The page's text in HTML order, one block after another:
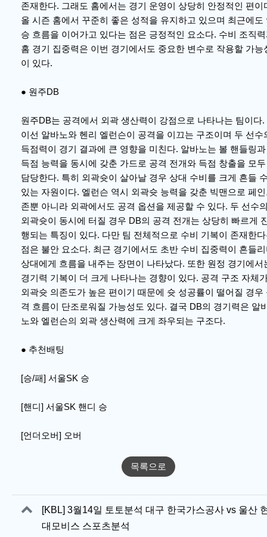
존재한다. 그래도 홈에서는 경기 운영이 상당히 안정적인 편이
올 시즌 홈에서 꾸준히 좋은 성적을 유지하고 있으며 최근에도
승 흐름을 이어가고 있다는 점은 긍정적인 요소다. 수비 조직
홈 경기 집중력은 이번 경기에서도 중요한 변수로 작용할 가능
이 있다.
● 원주DB
원주DB는 공격에서 외곽 생산력이 강점으로 나타나는 팀이다.
이선 알바노와 헨리 엘런슨이 공격을 이끄는 구조이며 두 선수
득점력이 경기 결과에 큰 영향을 미친다. 알바노는 볼 핸들링과
득점 능력을 동시에 갖춘 가드로 공격 전개와 득점 창출을 모두
담당한다. 특히 외곽슛이 살아날 경우 상대 수비를 크게 흔들
있는 자원이다. 엘런슨 역시 외곽슛 능력을 갖춘 빅맨으로 페
존뿐 아니라 외곽에서도 공격 옵션을 제공할 수 있다. 두 선수
외곽슛이 동시에 터질 경우 DB의 공격 전개는 상당히 빠르게
행되는 특징이 있다. 다만 팀 전체적으로 수비 기복이 존재한
점은 불안 요소다. 최근 경기에서도 초반 수비 집중력이 흔들
상대에게 흐름을 내주는 장면이 나타났다. 또한 원정 경기에서
경기력 기복이 더 크게 나타나는 경향이 있다. 공격 구조 자체
외곽슛 의존도가 높은 편이기 때문에 슛 성공률이 떨어질 경우
격 흐름이 단조로워질 가능성도 있다. 결국 DB의 경기력은 알
노와 엘런슨의 외곽 생산력에 크게 좌우되는 구조다.
● 추천배팅
[승/패] 서울SK 승
[핸디] 서울SK 핸디 승
[언더오버] 오버
목록으로
관련자료
[KBL] 3월14일 토토분석 대구 한국가스공사 vs 울산
대모비스 스포츠분석